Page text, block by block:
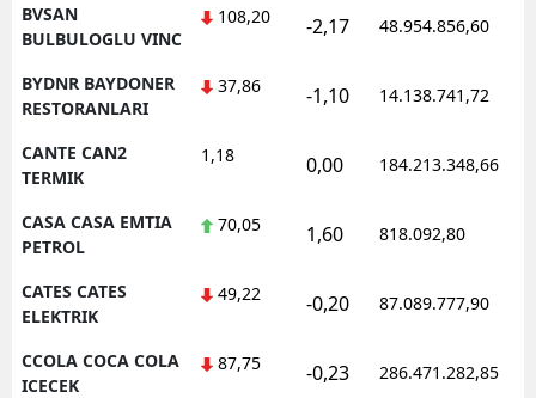
BVSAN
BULBULOGLU VINC
108,20 -2,17 48.954.856,60
BYDNR BAYDONER
RESTORANLARI
37,86 -1,10 14.138.741,72
CANTE CAN2
TERMIK
1,18 0,00 184.213.348,66
CASA CASA EMTIA
PETROL
70,05 1,60 818.092,80
CATES CATES
ELEKTRIK
49,22 -0,20 87.089.777,90
CCOLA COCA COLA
ICECEK
87,75 -0,23 286.471.282,85